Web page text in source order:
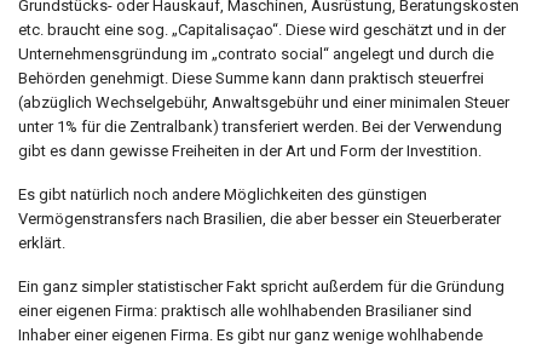
Grundstücks- oder Hauskauf, Maschinen, Ausrüstung, Beratungskosten
etc. braucht eine sog. „Capitalisaçao“. Diese wird geschätzt und in der
Unternehmensgründung im „contrato social“ angelegt und durch die
Behörden genehmigt. Diese Summe kann dann praktisch steuerfrei
(abzüglich Wechselgebühr, Anwaltsgebühr und einer minimalen Steuer
unter 1% für die Zentralbank) transferiert werden. Bei der Verwendung
gibt es dann gewisse Freiheiten in der Art und Form der Investition.
Es gibt natürlich noch andere Möglichkeiten des günstigen
Vermögenstransfers nach Brasilien, die aber besser ein Steuerberater
erklärt.
Ein ganz simpler statistischer Fakt spricht außerdem für die Gründung
einer eigenen Firma: praktisch alle wohlhabenden Brasilianer sind
Inhaber einer eigenen Firma. Es gibt nur ganz wenige wohlhabende